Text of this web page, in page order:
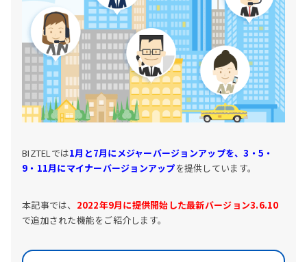
BIZTELでは1月と7月にメジャーバージョンアップを、3・5・
9・11月にマイナーバージョンアップを提供しています。
本記事では、 2022年9月に提供開始した最新バージョン3.6.10
で追加された機能をご紹介します。